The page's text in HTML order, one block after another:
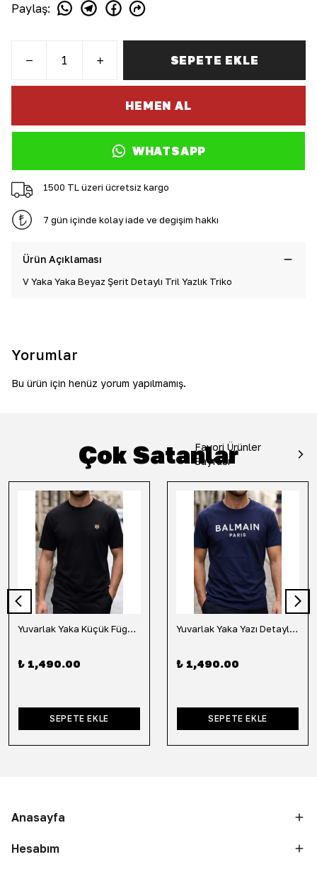
Paylaş:
SEPETE EKLE
HEMEN AL
WHATSAPP
1500 TL üzeri ücretsiz kargo
7 gün içinde kolay iade ve değişim hakkı
Ürün Açıklaması
V Yaka Yaka Beyaz Şerit Detaylı Tril Yazlık Triko
Yorumlar
Bu ürün için henüz yorum yapılmamış.
Çok Satanlar
Favori Ürünler
Sayfası
Yuvarlak Yaka Küçük Fügür Detaylı Tişört-Siyah
₺ 1,490.00
SEPETE EKLE
Yuvarlak Yaka Yazı Detaylı Tişört-Lacivert
₺ 1,490.00
SEPETE EKLE
Anasayfa
Hesabım